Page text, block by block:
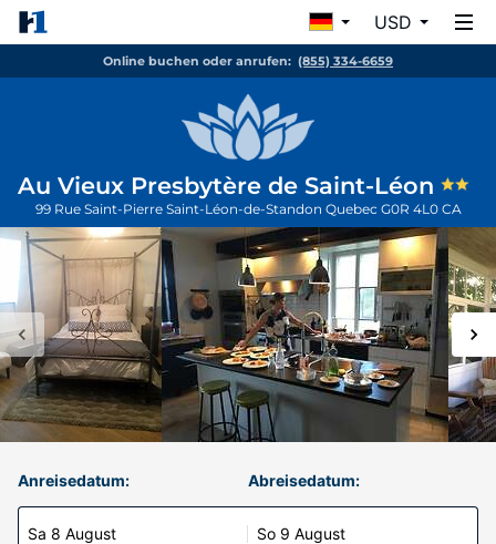
USD
Online buchen oder anrufen: (855) 334-6659
Au Vieux Presbytère de Saint-Léon
99 Rue Saint-Pierre Saint-Léon-de-Standon Quebec G0R 4L0 CA
Anreisedatum:
Sa 8 August
Abreisedatum:
So 9 August